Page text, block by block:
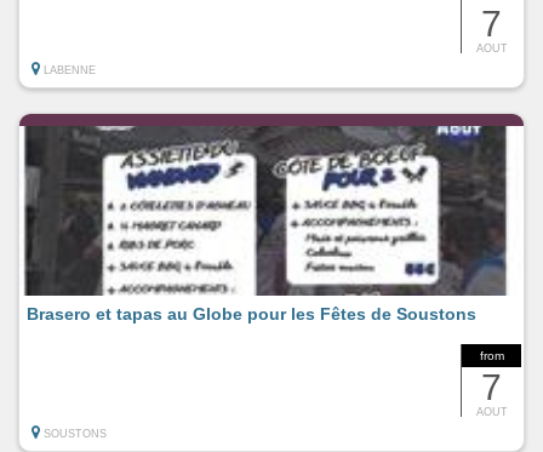
7
AOUT
LABENNE
from
7
AOUT
Brasero et tapas au Globe pour les Fêtes de Soustons
SOUSTONS